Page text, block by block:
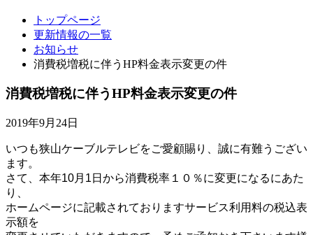
トップページ
更新情報の一覧
お知らせ
消費税増税に伴うHP料金表示変更の件
消費税増税に伴うHP料金表示変更の件
2019年9月24日
いつも狭山ケーブルテレビをご愛顧賜り、誠に有難うござい
ます。
さて、本年10月1日から消費税率１０％に変更になるにあた
り、
ホームページに記載されておりますサービス利用料の税込表
示額を